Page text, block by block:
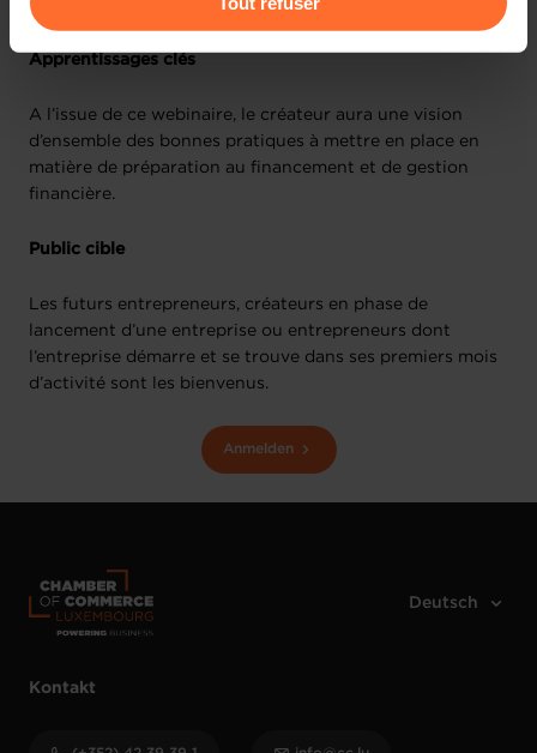
nous utilisons lescookies et sommes amenés à traiter
vos données personnelles, vous pouvez consulter notre
protection des données personnelles
Apprentissages clés
A l’issue de ce webinaire, le créateur aura une vision
d’ensemble des bonnes pratiques à mettre en place en
matière de préparation au financement et de gestion
financière.
Public cible
Les futurs entrepreneurs, créateurs en phase de
lancement d’une entreprise ou entrepreneurs dont
l’entreprise démarre et se trouve dans ses premiers mois
d’activité sont les bienvenus.
Anmelden
Kontakt